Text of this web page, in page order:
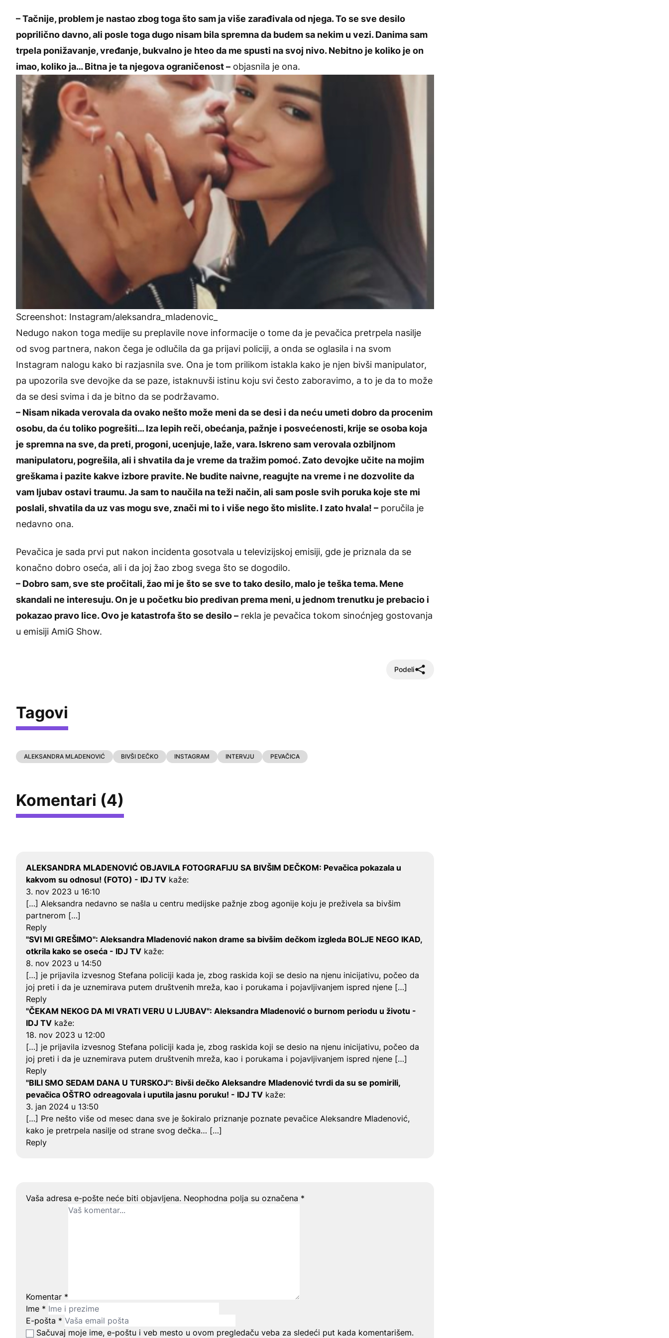
– Tačnije, problem je nastao zbog toga što sam ja više zarađivala od njega. To se sve desilo
poprilično davno, ali posle toga dugo nisam bila spremna da budem sa nekim u vezi. Danima sam
trpela ponižavanje, vređanje, bukvalno je hteo da me spusti na svoj nivo. Nebitno je koliko je on
imao, koliko ja… Bitna je ta njegova ograničenost – objasnila je ona.
Screenshot: Instagram/aleksandra_mladenovic_
Nedugo nakon toga medije su preplavile nove informacije o tome da je pevačica pretrpela nasilje
od svog partnera, nakon čega je odlučila da ga prijavi policiji, a onda se oglasila i na svom
Instagram nalogu kako bi razjasnila sve. Ona je tom prilikom istakla kako je njen bivši manipulator,
pa upozorila sve devojke da se paze, istaknuvši istinu koju svi često zaboravimo, a to je da to može
da se desi svima i da je bitno da se podržavamo.
– Nisam nikada verovala da ovako nešto može meni da se desi i da neću umeti dobro da procenim
osobu, da ću toliko pogrešiti… Iza lepih reči, obećanja, pažnje i posvećenosti, krije se osoba koja
je spremna na sve, da preti, progoni, ucenjuje, laže, vara. Iskreno sam verovala ozbiljnom
manipulatoru, pogrešila, ali i shvatila da je vreme da tražim pomoć. Zato devojke učite na mojim
greškama i pazite kakve izbore pravite. Ne budite naivne, reagujte na vreme i ne dozvolite da
vam ljubav ostavi traumu. Ja sam to naučila na teži način, ali sam posle svih poruka koje ste mi
poslali, shvatila da uz vas mogu sve, znači mi to i više nego što mislite. I zato hvala! – poručila je
nedavno ona.
Pevačica je sada prvi put nakon incidenta gosotvala u televizijskoj emisiji, gde je priznala da se
konačno dobro oseća, ali i da joj žao zbog svega što se dogodilo.
– Dobro sam, sve ste pročitali, žao mi je što se sve to tako desilo, malo je teška tema. Mene
skandali ne interesuju. On je u početku bio predivan prema meni, u jednom trenutku je prebacio i
pokazao pravo lice. Ovo je katastrofa što se desilo – rekla je pevačica tokom sinoćnjeg gostovanja
u emisiji AmiG Show.
Podeli
Tagovi
ALEKSANDRA MLADENOVIĆ BIVŠI DEČKO INSTAGRAM INTERVJU PEVAČICA
Komentari (4)
ALEKSANDRA MLADENOVIĆ OBJAVILA FOTOGRAFIJU SA BIVŠIM DEČKOM: Pevačica pokazala u
kakvom su odnosu! (FOTO) - IDJ TV kaže:
3. nov 2023 u 16:10
[…] Aleksandra nedavno se našla u centru medijske pažnje zbog agonije koju je preživela sa bivšim
partnerom […]
Reply
"SVI MI GREŠIMO": Aleksandra Mladenović nakon drame sa bivšim dečkom izgleda BOLJE NEGO IKAD,
otkrila kako se oseća - IDJ TV kaže:
8. nov 2023 u 14:50
[…] je prijavila izvesnog Stefana policiji kada je, zbog raskida koji se desio na njenu inicijativu, počeo da
joj preti i da je uznemirava putem društvenih mreža, kao i porukama i pojavljivanjem ispred njene […]
Reply
"ČEKAM NEKOG DA MI VRATI VERU U LJUBAV": Aleksandra Mladenović o burnom periodu u životu -
IDJ TV kaže:
18. nov 2023 u 12:00
[…] je prijavila izvesnog Stefana policiji kada je, zbog raskida koji se desio na njenu inicijativu, počeo da
joj preti i da je uznemirava putem društvenih mreža, kao i porukama i pojavljivanjem ispred njene […]
Reply
"BILI SMO SEDAM DANA U TURSKOJ": Bivši dečko Aleksandre Mladenović tvrdi da su se pomirili,
pevačica OŠTRO odreagovala i uputila jasnu poruku! - IDJ TV kaže:
3. jan 2024 u 13:50
[…] Pre nešto više od mesec dana sve je šokiralo priznanje poznate pevačice Aleksandre Mladenović,
kako je pretrpela nasilje od strane svog dečka… […]
Reply
Ostavite odgovor
Vaša adresa e-pošte neće biti objavljena. Neophodna polja su označena *
Komentar *
Ime *
E-pošta *
Sačuvaj moje ime, e-poštu i veb mesto u ovom pregledaču veba za sledeći put kada komentarišem.